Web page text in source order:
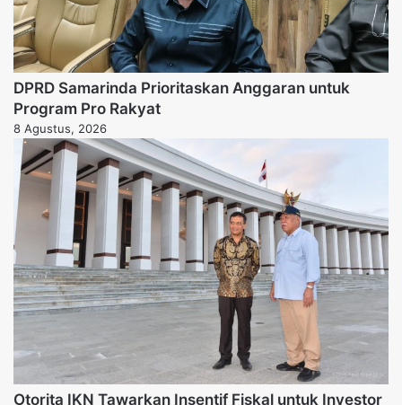
DPRD Samarinda Prioritaskan Anggaran untuk
Program Pro Rakyat
8 Agustus, 2026
Otorita IKN Tawarkan Insentif Fiskal untuk Investor